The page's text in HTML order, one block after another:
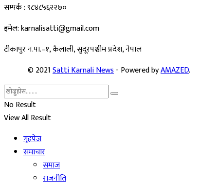
सम्पर्क : ९८४८५६२२७०
इमेल: karnalisatti@gmail.com
टीकापुर न.पा.–१, कैलाली, सुदूरपश्चीम प्रदेश, नेपाल
© 2021Satti Karnali News- Powered byAMAZED.
No Result
View All Result
गृहपेज
समाचार
समाज
राजनीति